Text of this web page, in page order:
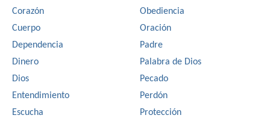
Corazón
Cuerpo
Dependencia
Dinero
Dios
Entendimiento
Escucha
Obediencia
Oración
Padre
Palabra de Dios
Pecado
Perdón
Protección